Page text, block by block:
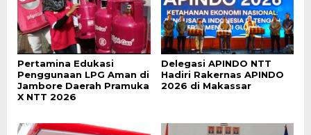
Pertamina Edukasi
Penggunaan LPG Aman di
Jambore Daerah Pramuka
X NTT 2026
Delegasi APINDO NTT
Hadiri Rakernas APINDO
2026 di Makassar